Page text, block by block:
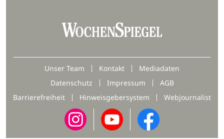
Unser Team Kontakt
Mediadaten
Datenschutz
Impressum
AGB
Barrierefreiheit
Hinweisgebersystem Webjournalist